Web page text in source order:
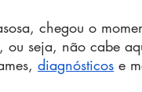
chegou o
ou seja, não cabe
diagnósticos e